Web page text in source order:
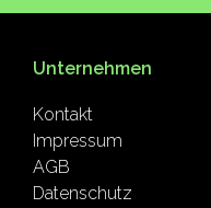
Unternehmen
Kontakt
Impressum
AGB
Datenschutz